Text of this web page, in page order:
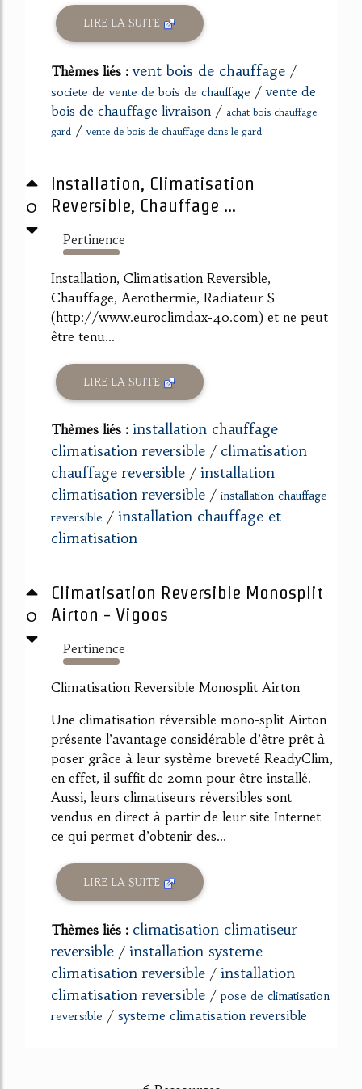
LIRE LA SUITE
Thèmes liés :vent bois de chauffage /
societe de vente de bois de chauffage /vente de
bois de chauffage livraison / achat bois chauffage
gard / vente de bois de chauffage dans le gard
0
Installation, Climatisation
Reversible, Chauffage ...
Pertinence
542%
Installation, Climatisation Reversible,
Chauffage, Aerothermie, Radiateur S
(http://www.euroclimdax-40.com) et ne peut
être tenu...
LIRE LA SUITE
Thèmes liés : installation chauffage
climatisation reversible / climatisation
chauffage reversible / installation
climatisation reversible / installation chauffage
reversible / installation chauffage et
climatisation
0
Climatisation Reversible Monosplit
Airton - Vigoos
Pertinence
254%
Climatisation Reversible Monosplit Airton
Une climatisation réversible mono-split Airton
présente l’avantage considérable d’être prêt à
poser grâce à leur système breveté ReadyClim,
en effet, il suffit de 20mn pour être installé.
Aussi, leurs climatiseurs réversibles sont
vendus en direct à partir de leur site Internet
ce qui permet d’obtenir des...
LIRE LA SUITE
Thèmes liés : climatisation climatiseur
reversible / installation systeme
climatisation reversible / installation
climatisation reversible / pose de climatisation
reversible / systeme climatisation reversible